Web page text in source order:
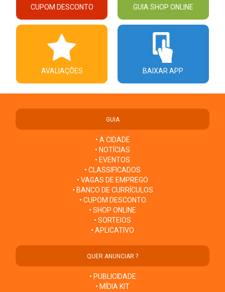
CUPOM DESCONTO GUIA SHOP ONLINE
AVALIAÇÕES BAIXAR APP
GUIA
• A CIDADE
• NOTÍCIAS
• EVENTOS
• CLASSIFICADOS
• VAGAS DE EMPREGO
• BANCO DE CURRÍCULOS
• CUPOM DESCONTO
• SHOP ONLINE
• SORTEIOS
• APLICATIVO
QUER ANUNCIAR ?
• PUBLICIDADE
• MÍDIA KIT